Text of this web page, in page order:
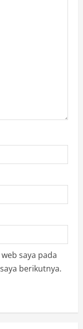
saya pada
berikutnya.